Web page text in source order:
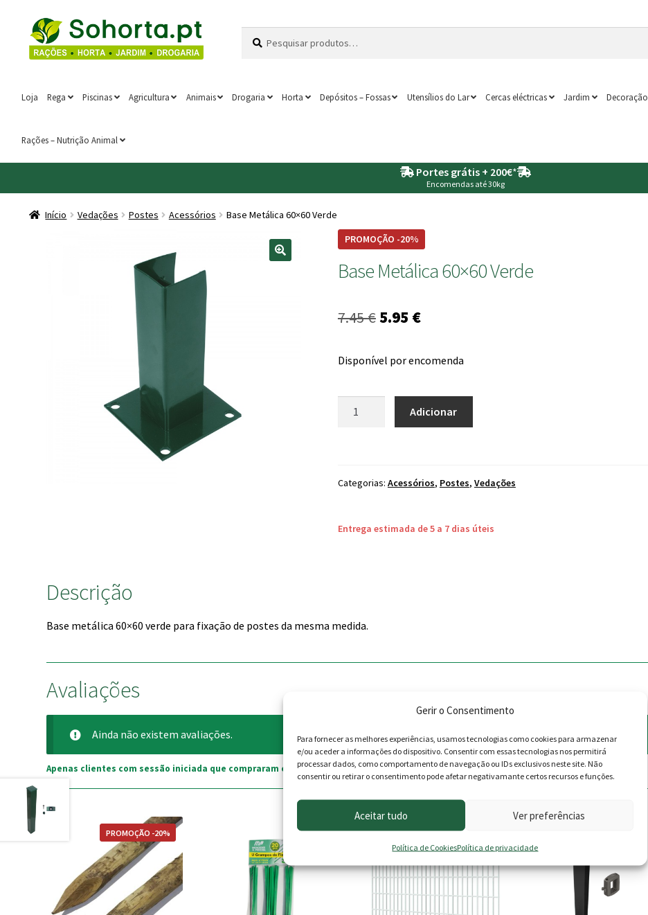
Gerir o Consentimento
Para fornecer as melhores experiências, usamos tecnologias como cookies para armazenar
e/ou aceder a informações do dispositivo. Consentir com essas tecnologias nos permitirá
processar dados, como comportamento de navegação ou IDs exclusivos neste site. Não
consentir ou retirar o consentimento pode afetar negativamante certos recursos e funções.
Aceitar tudo Ver preferências
Política de CookiesPolítica de privacidade
Ir
para
a
Saltar
para
o
por:
Loja Rega Piscinas Agricultura Animais Drogaria Horta Depósitos – Fossas Utensílios do Lar Cercas eléctricas Jardim Decoração
Rações – Nutrição Animal
Portes grátis + 200€*
Encomendas até 30kg
Início Vedações Postes Acessórios
Base Metálica 60×60 Verde
PROMOÇÃO -20%
Base Metálica 60×60 Verde
7.45€O
original
era:
7.45 €.
5.95 €O
atual
é:
5.95 €.
Disponível por encomenda
Verde
Adicionar
Categorias: Acessórios, Postes, Vedações
Entrega estimada de 5 a 7 dias úteis
Descrição
Base metálica 60×60 verde para fixação de postes da mesma medida.
Avaliações
Ainda não existem avaliações.
Apenas clientes com sessão iniciada que compraram este produto podem deixar opinião.
PROMOÇÃO -20%
variants.
The
PROMOÇÃO -15%
multiple
This
has
multiple